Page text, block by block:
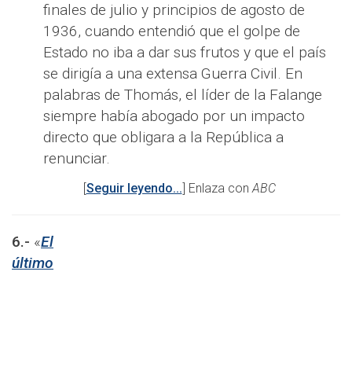
finales de julio y principios de agosto de
1936, cuando entendió que el golpe de
Estado no iba a dar sus frutos y que el país
se dirigía a una extensa Guerra Civil. En
palabras de Thomás, el líder de la Falange
siempre había abogado por un impacto
directo que obligara a la República a
renunciar.
Seguir leyendo... ] Enlaza conABC
6.- «El
último